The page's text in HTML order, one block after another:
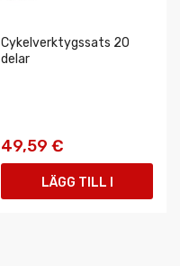
Cykelverktygssats 20
delar
49,59 €
LÄGG TILL I